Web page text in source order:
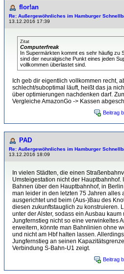
flor!an
Re: Außergewöhnliches im Hamburger
13.12.2016 17:39
Zitat
Computerfreak
In Supermärkten kommt es sehr häufig zu
sind der neuralgische Punkt eines jeden
vollkommen überlastet sind.
Ich geb dir eigentlich vollkommen recht,
schlecht/suboptimal läuft, heißt das ja
über optimierungen nachdenken darf.
Vergleiche AmazonGo -> Kassen
Beitrag
PAD
Re: Außergewöhnliches im Hamburger
13.12.2016 18:09
In vielen Städten, die einen
Umsteigestation nicht der
Bahnen über den Hauptbahnhof, in
man leider in den letzten 75 Jahren alles
ausgerichtet und beim (Aus-)Bau des
diesen zukunftstauglich zu konstruieren.
unter der Alster, sodass ein Ausbau
Jungfernstieg nicht so eine verwinkeltes
erweitern, könnte man Bahnlinien ohne
und nicht am Hbf halten lassen.
Jungfernstieg an seinen
Verbindung S-Bahn-U1 zeigt.
Beitrag